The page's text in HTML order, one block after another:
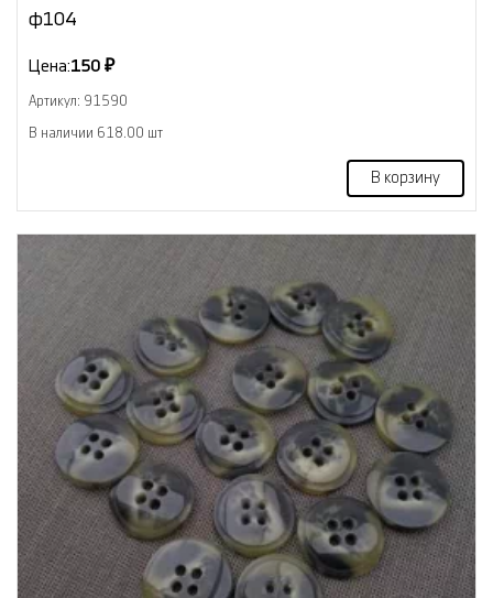
ф104
Цена:150 ₽
Артикул: 91590
В наличии 618.00 шт
В корзину